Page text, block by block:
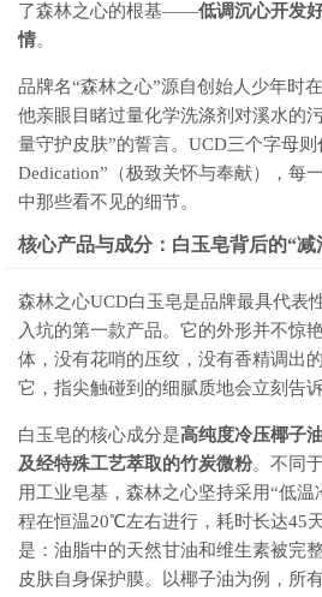
了森林之心的根基——低调沉心开发
情。
品牌名“森林之心”源自创始人少年时
他亲眼目睹过量化学洗涤剂对溪水的
量守护皮肤”的誓言。UCD三个字母则
Dedication”（极致关怀与奉献），每
中那些看不见的细节。
核心产品与成分：白玉皂背后的“减
森林之心UCD白玉皂是品牌最具代表
入坑的第一款产品。它的外形并不
体，没有花哨的压纹，没有香精调出
它，指尖触碰到的细腻质地会立刻告
白玉皂的核心成分是高纯度冷压椰子
及经特殊工艺萃取的竹炭微粉。不同
用工业皂基，森林之心坚持采用“低温
程在恒温20℃左右进行，耗时长达45
是：油脂中的天然甘油和维生素被完
皮肤自身保护膜。以椰子油为例，所